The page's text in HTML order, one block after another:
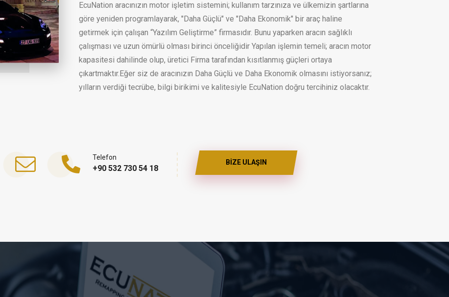
EcuNation aracınızın motor işletim sistemini; kullanım tarzınıza ve ülkemizin şartlarına
göre yeniden programlayarak, "Daha Güçlü" ve "Daha Ekonomik" bir araç haline
getirmek için çalışan “Yazılım Geliştirme” firmasıdır. Bunu yaparken aracın sağlıklı
çalışması ve uzun ömürlü olması birinci önceliğidir Yapılan işlemin temeli; aracın motor
kapasitesi dahilinde olup, üretici Firma tarafından kısıtlanmış güçleri ortaya
çıkartmaktır.Eğer siz de aracınızın Daha Güçlü ve Daha Ekonomik olmasını istiyorsanız;
yılların verdiği tecrübe, bilgi birikimi ve kalitesiyle EcuNation doğru tercihiniz olacaktır.
Telefon
+90 532 730 54 18
BİZE ULAŞIN